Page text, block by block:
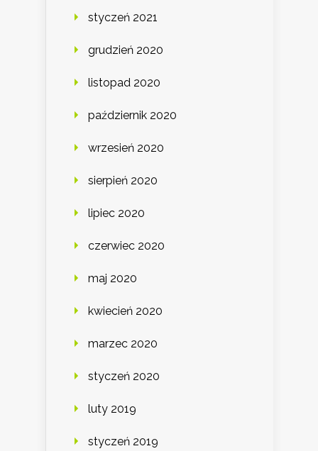
styczeń 2021
grudzień 2020
listopad 2020
październik 2020
wrzesień 2020
sierpień 2020
lipiec 2020
czerwiec 2020
maj 2020
kwiecień 2020
marzec 2020
styczeń 2020
luty 2019
styczeń 2019